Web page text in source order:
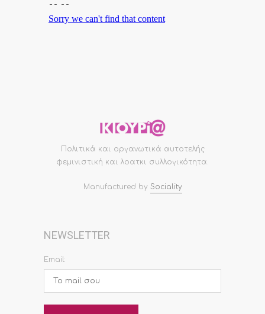
Πολιτικά και οργανωτικά αυτοτελής
φεμινιστική και λοατκι συλλογικότητα.
Manufactured by Sociality
NEWSLETTER
Email: